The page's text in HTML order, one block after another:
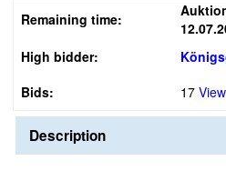
Remaining time:
High bidder:
Bids:
17
Description